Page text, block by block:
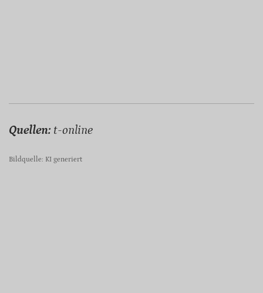
Quellen: t-online
Bildquelle: KI generiert